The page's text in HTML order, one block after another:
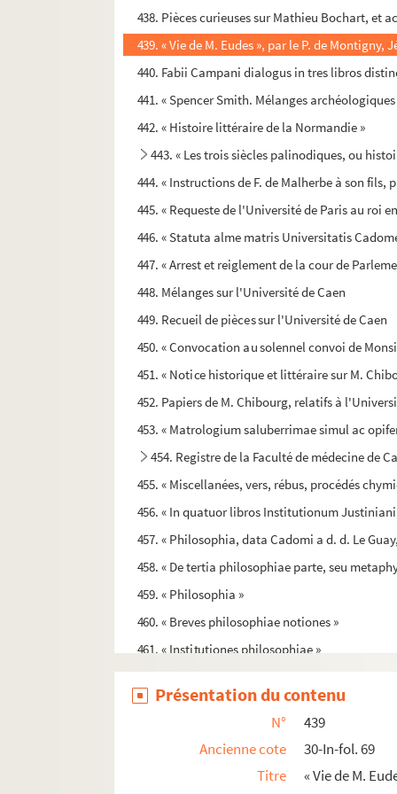
438. Pièces curieuses sur Mathieu Bochart, et
439. « Vie de M. Eudes », par le P. de Montigny,
440. Fabii Campani dialogus in tres libros
441. « Spencer Smith. Mélanges archéologiques
442. « Histoire littéraire de la Normandie »
443. « Les trois siècles palinodiques, ou
444. « Instructions de F. de Malherbe à son
445. « Requeste de l'Université de Paris au roi
446. « Statuta alme matris Universitatis
447. « Arrest et reiglement de la cour de
448. Mélanges sur l'Université de Caen
449. Recueil de pièces sur l'Université de Caen
450. « Convocation au solennel convoi de
451. « Notice historique et littéraire sur M.
452. Papiers de M. Chibourg, relatifs à
453. « Matrologium saluberrimae simul ac
454. Registre de la Faculté de médecine de
455. « Miscellanées, vers, rébus, procédés
456. « In quatuor libros Institutionum
457. « Philosophia, data Cadomi a d. d. Le
458. « De tertia philosophiae parte, seu
459. « Philosophia »
460. « Breves philosophiae notiones »
461. « Institutiones philosophiae »
462. « Pars secunda philosophiae »
463. « Logica facilior, sive logicae quod vocant
465. « Metaphysica, ethica, seu moralis,
466. « Philosophia moralis »
Présentation du contenu
N°
439
Ancienne cote
30-In-fol. 69
Titre
« Vie de M.